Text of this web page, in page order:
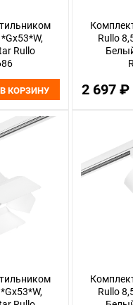
Rullo
В КОРЗИНУ
Rullo
2 697 ₽
Rullo